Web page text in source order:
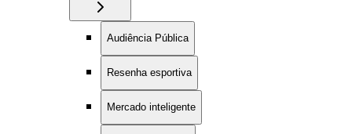
Audiência Pública
Resenha esportiva
Mercado inteligente